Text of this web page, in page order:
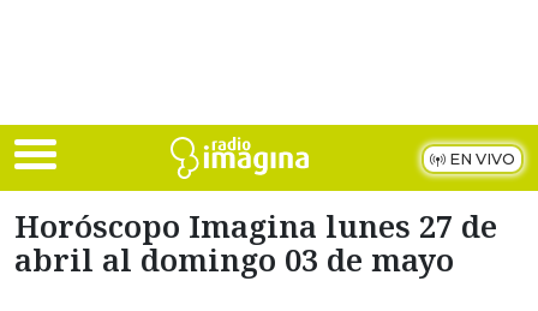
EN VIVO
Horóscopo Imagina lunes 27 de
abril al domingo 03 de mayo